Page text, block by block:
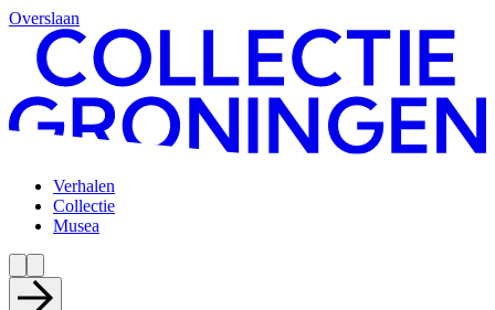
Overslaan
Verhalen
Collectie
Musea